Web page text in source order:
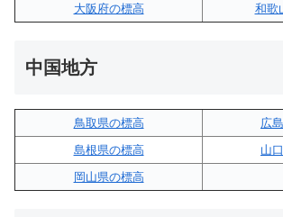
大阪府の標高
和歌
中国地方
鳥取県の標高
広
島根県の標高
山
岡山県の標高